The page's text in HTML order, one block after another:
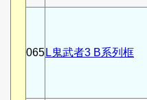
065 L鬼武者3 B系列框